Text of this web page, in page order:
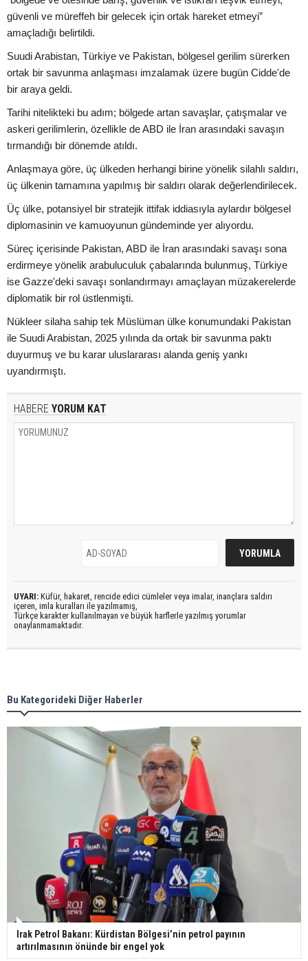
güvenli ve müreffeh bir gelecek için ortak hareket etmeyi”
amaçladığı belirtildi.
Suudi Arabistan, Türkiye ve Pakistan, bölgesel gerilim sürerken
ortak bir savunma anlaşması imzalamak üzere bugün Cidde'de
bir araya geldi.
Tarihi nitelikteki bu adım; bölgede artan savaşlar, çatışmalar ve
askeri gerilimlerin, özellikle de ABD ile İran arasındaki savaşın
tırmandığı bir dönemde atıldı.
Anlaşmaya göre, üç ülkeden herhangi birine yönelik silahlı saldırı,
üç ülkenin tamamına yapılmış bir saldırı olarak değerlendirilecek.
Üç ülke, potansiyel bir stratejik ittifak iddiasıyla aylardır bölgesel
diplomasinin ve kamuoyunun gündeminde yer alıyordu.
Süreç içerisinde Pakistan, ABD ile İran arasındaki savaşı sona
erdirmeye yönelik arabuluculuk çabalarında bulunmuş, Türkiye
ise Gazze'deki savaşı sonlandırmayı amaçlayan müzakerelerde
diplomatik bir rol üstlenmişti.
Nükleer silaha sahip tek Müslüman ülke konumundaki Pakistan
ile Suudi Arabistan, 2025 yılında da ortak bir savunma paktı
duyurmuş ve bu karar uluslararası alanda geniş yankı
uyandırmıştı.
HABERE YORUM KAT
UYARI: Küfür, hakaret, rencide edici cümleler veya imalar, inançlara saldırı
içeren, imla kuralları ile yazılmamış,
Türkçe karakter kullanılmayan ve büyük harflerle yazılmış yorumlar
onaylanmamaktadır.
Bu Kategorideki Diğer Haberler
Irak Petrol Bakanı: Kürdistan Bölgesi’nin petrol payının
artırılmasının önünde bir engel yok